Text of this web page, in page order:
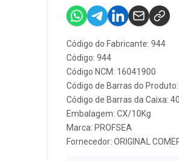
Código do Fabricante: 944
Código: 944
Código NCM: 16041900
Código de Barras do
Código de Barras da Caixa:
Embalagem: CX/10Kg
Marca: PROFSEA
Fornecedor: ORIGINAL